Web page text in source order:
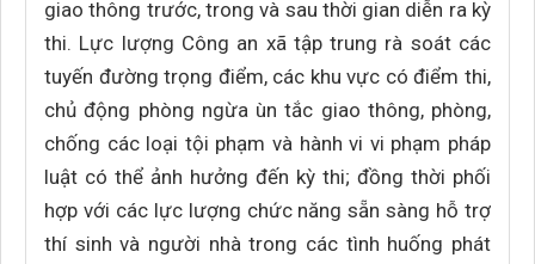
giao thông trước, trong và sau thời gian diễn ra kỳ
thi. Lực lượng Công an xã tập trung rà soát các
tuyến đường trọng điểm, các khu vực có điểm thi,
chủ động phòng ngừa ùn tắc giao thông, phòng,
chống các loại tội phạm và hành vi vi phạm pháp
luật có thể ảnh hưởng đến kỳ thi; đồng thời phối
hợp với các lực lượng chức năng sẵn sàng hỗ trợ
thí sinh và người nhà trong các tình huống phát